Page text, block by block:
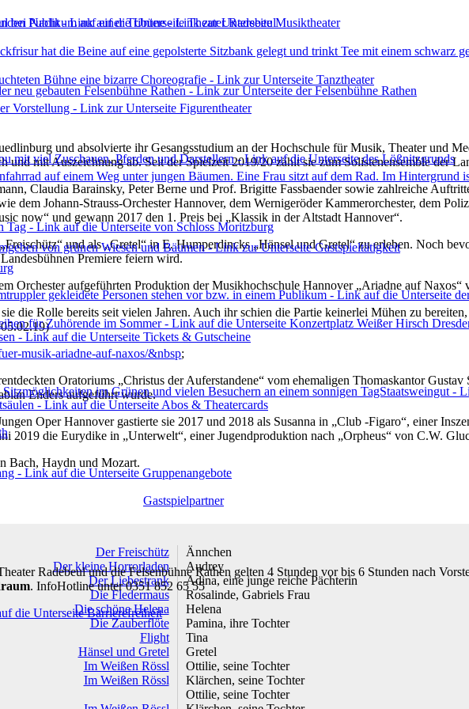
Gastspielpartner
Radebeul und die Felsenbühne Rathen gelten 4 Stunden vor bis 6 Stunden nach
. InfoHotline unter 0351 852 65 55
und absolvierte ihr Gesangsstudium an der Hochschule für Musik, Theater und
mit Auszeichnung ab. Seit der Spielzeit 2019/20 zählt sie zum Solistenensemble der
Claudia Barainsky, Peter Berne und Prof. Brigitte Fassbaender sowie zahlreiche
dem Johann-Strauss-Orchester Hannover, dem Wernigeröder Kammerorchester, dem
now“ und gewann 2017 den 1. Preis bei „Klassik in der Altstadt Hannover“.
und als „Gretel“ in E. Humperdincks „Hänsel und Gretel“ zu erleben. Noch
Premiere feiern wird.
Orchester aufgeführten Produktion der Musikhochschule Hannover „Ariadne auf Naxos“
die Rolle bereits seit vielen Jahren. Auch ihr schien die Partie keinerlei Mühen zu
musik-ariadne-auf-naxos/&nbsp;
Oratoriums „Christus der Auferstandene“ vom ehemaligen Thomaskantor
Enders aufgeführt wurde.
Oper Hannover gastierte sie 2017 und 2018 als Susanna in „Club -Figaro“, einer
2019 die Eurydike in „Unterwelt“, einer Jugendproduktion nach „Orpheus“ von C.W.
Bach, Haydn und Mozart.
Der Freischütz
Ännchen
Der kleine Horrorladen
Audrey
Der Liebestrank
Adina, eine junge reiche Pächterin
Die Fledermaus
Rosalinde, Gabriels Frau
Die schöne Helena
Helena
Die Zauberflöte
Pamina, ihre Tochter
Flight
Tina
Hänsel und Gretel
Gretel
Im Weißen Rössl
Ottilie, seine Tochter
Im Weißen Rössl
Klärchen, seine Tochter
Ottilie, seine Tochter